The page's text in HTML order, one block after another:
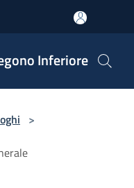
Inferiore
>